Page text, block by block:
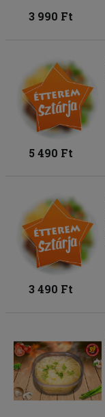
3 990 Ft
5 490 Ft
3 490 Ft